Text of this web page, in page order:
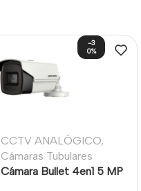
-3
0%
CCTV ANALÓGICO,
Cámaras Tubulares
Cámara Bullet 4en1 5 MP